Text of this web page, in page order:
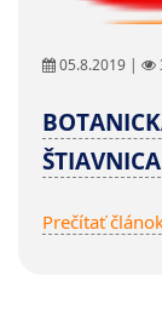
05.8.2019 |
ŠTIAVNICA
Prečítať